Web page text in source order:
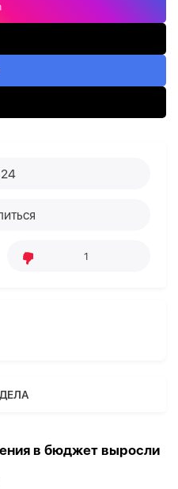
1
в бюджет выросли